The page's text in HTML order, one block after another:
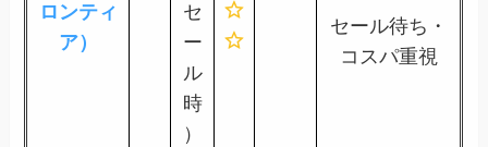
ロンティ
ア）
セ
ー
ル
時
）
セール待ち・
コスパ重視